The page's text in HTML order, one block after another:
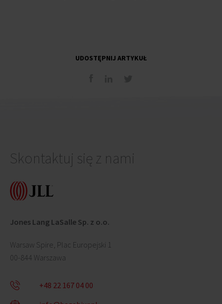
UDOSTĘPNIJ ARTYKUŁ
Skontaktuj się z nami
Jones Lang LaSalle Sp. z o.o.
Warsaw Spire, Plac Europejski 1
00-844 Warszawa
+48 22 167 04 00